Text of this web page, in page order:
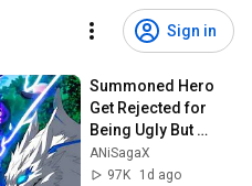
Sign in
Summoned Hero
Get Rejected for
Being Ugly But
Secretly Becomes
Stronger Than
ANiSagaX
97K
1d ago